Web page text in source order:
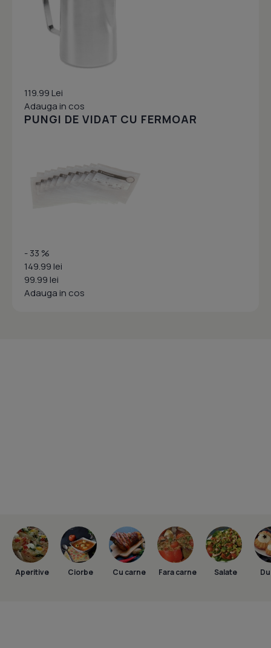
119.99 Lei
Adauga in cos
PUNGI DE VIDAT CU FERMOAR
- 33 %
149.99 lei
99.99 lei
Adauga in cos
Aperitive Ciorbe Cu carne Fara carne Salate